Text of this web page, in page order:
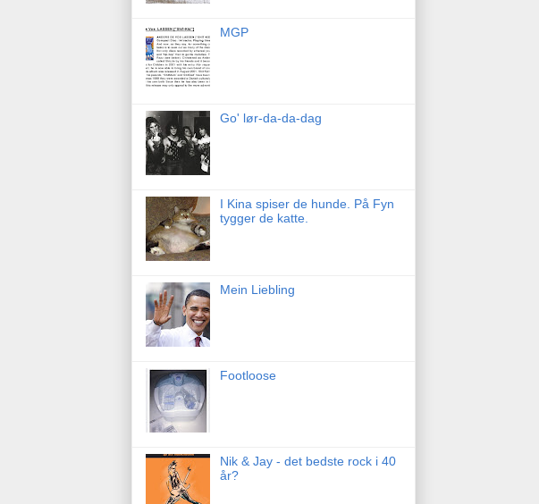
MGP
Go' lør-da-da-dag
I Kina spiser de hunde. På Fyn
tygger de katte.
Mein Liebling
Footloose
Nik & Jay - det bedste rock i 40
år?